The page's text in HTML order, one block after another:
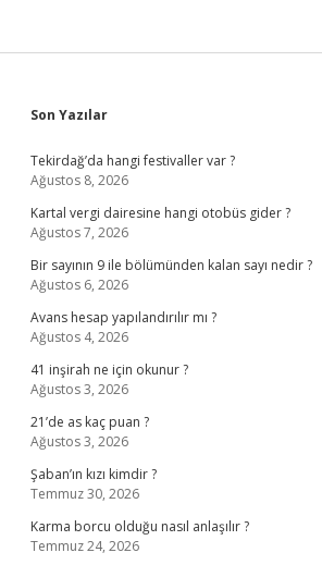
Sidebar
Son Yazılar
Tekirdağ’da hangi festivaller var ?
Ağustos 8, 2026
Kartal vergi dairesine hangi otobüs gider ?
Ağustos 7, 2026
Bir sayının 9 ile bölümünden kalan sayı nedir ?
Ağustos 6, 2026
Avans hesap yapılandırılır mı ?
Ağustos 4, 2026
41 inşirah ne için okunur ?
Ağustos 3, 2026
21’de as kaç puan ?
Ağustos 3, 2026
Şaban’ın kızı kimdir ?
Temmuz 30, 2026
Karma borcu olduğu nasıl anlaşılır ?
Temmuz 24, 2026